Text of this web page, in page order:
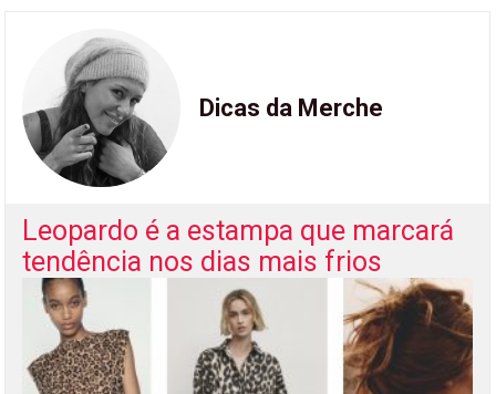
Dicas da Merche
Leopardo é a estampa que marcará
tendência nos dias mais frios